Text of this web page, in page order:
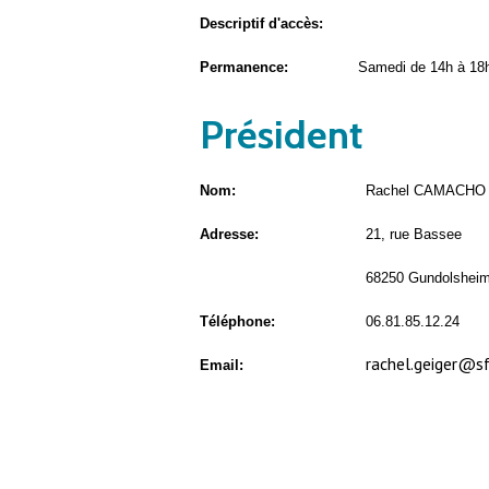
Descriptif d'accès:
Permanence: Samedi de 14h à
Président
Nom:
Adresse:
Téléphone:
Email:
Rachel CAMACHO
21, rue Bassee
68250 Gundolsheim
06.81.85.12.24